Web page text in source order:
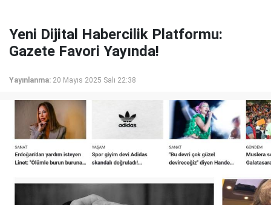
Yeni Dijital Habercilik Platformu:
Gazete Favori Yayında!
Yayınlanma: 20 Mayıs 2025 Salı 22:38